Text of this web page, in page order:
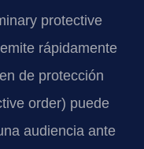
protective
rápidamente
de protección
order) puede
audiencia ante